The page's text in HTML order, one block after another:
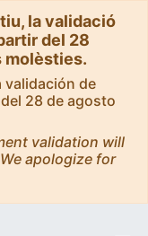
la validació
del 28
molèsties.
validación de
28 de agosto
validation will
apologize for